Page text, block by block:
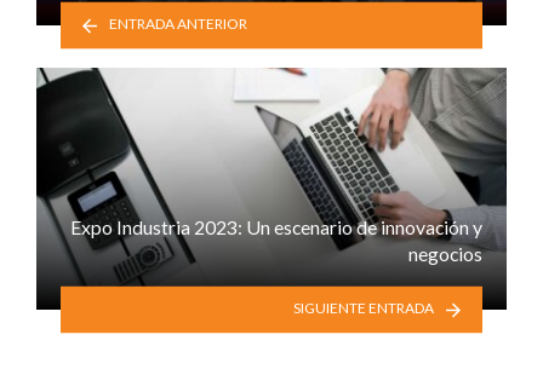
ENTRADA ANTERIOR
Expo Industria 2023: Un escenario de innovación y
negocios
SIGUIENTE ENTRADA